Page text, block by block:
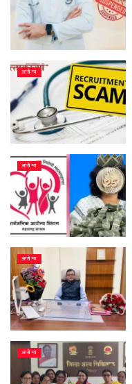
आरोग्य
आरोग्य
आरोग्य
आरोग्य